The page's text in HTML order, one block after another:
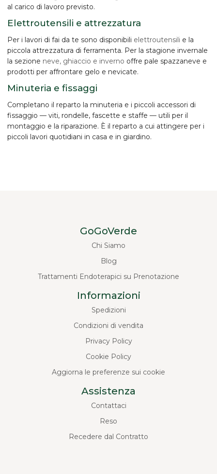
al carico di lavoro previsto.
Elettroutensili e attrezzatura
Per i lavori di fai da te sono disponibili elettroutensili e la
piccola attrezzatura di ferramenta. Per la stagione invernale
la sezione neve, ghiaccio e inverno offre pale spazzaneve e
prodotti per affrontare gelo e nevicate.
Minuteria e fissaggi
Completano il reparto la minuteria e i piccoli accessori di
fissaggio — viti, rondelle, fascette e staffe — utili per il
montaggio e la riparazione. È il reparto a cui attingere per i
piccoli lavori quotidiani in casa e in giardino.
GoGoVerde
Chi Siamo
Blog
Trattamenti Endoterapici su Prenotazione
Informazioni
Spedizioni
Condizioni di vendita
Privacy Policy
Cookie Policy
Aggiorna le preferenze sui cookie
Assistenza
Contattaci
Reso
Recedere dal Contratto